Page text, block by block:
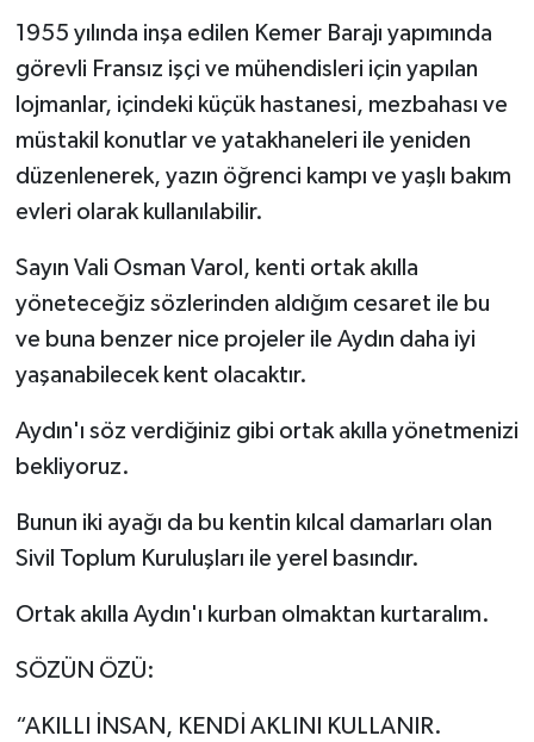
1955 yılında inşa edilen Kemer Barajı yapımında
görevli Fransız işçi ve mühendisleri için yapılan
lojmanlar, içindeki küçük hastanesi, mezbahası ve
müstakil konutlar ve yatakhaneleri ile yeniden
düzenlenerek, yazın öğrenci kampı ve yaşlı bakım
evleri olarak kullanılabilir.
Sayın Vali Osman Varol, kenti ortak akılla
yöneteceğiz sözlerinden aldığım cesaret ile bu
ve buna benzer nice projeler ile Aydın daha iyi
yaşanabilecek kent olacaktır.
Aydın'ı söz verdiğiniz gibi ortak akılla yönetmenizi
bekliyoruz.
Bunun iki ayağı da bu kentin kılcal damarları olan
Sivil Toplum Kuruluşları ile yerel basındır.
Ortak akılla Aydın'ı kurban olmaktan kurtaralım.
SÖZÜN ÖZÜ:
“AKILLI İNSAN, KENDİ AKLINI KULLANIR.